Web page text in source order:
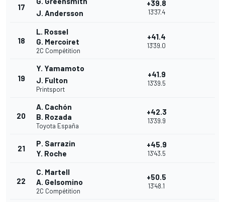
17
J. Andersson
+39.8
13'37.4
18
L. Rossel
G. Mercoiret
2C Compétition
+41.4
13'39.0
19
Y. Yamamoto
J. Fulton
Printsport
+41.9
13'39.5
20
A. Cachón
B. Rozada
Toyota España
+42.3
13'39.9
21
P. Sarrazin
Y. Roche
+45.9
13'43.5
22
C. Martell
A. Gelsomino
2C Compétition
+50.5
13'48.1